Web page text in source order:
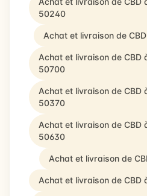
50240
Achat et livraison de
Achat et livraison de CBD
50700
Achat et livraison de CBD
50370
Achat et livraison de CBD
50630
Achat et livraison de
Achat et livraison de